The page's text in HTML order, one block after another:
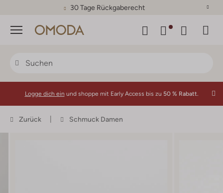
30 Tage Rückgaberecht
Menü
Logge dich ein und shoppe mit Early Access bis zu 50 % Rabatt.
Zurück Schmuck Damen